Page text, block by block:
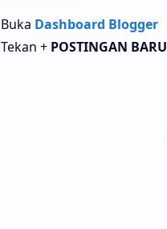
Buka Dashboard Blogger
Tekan + POSTINGAN BARU